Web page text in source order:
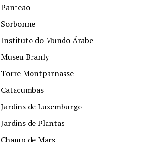
Panteão
Sorbonne
Instituto do Mundo Árabe
Museu Branly
Torre Montparnasse
Catacumbas
Jardins de Luxemburgo
Jardins de Plantas
Champ de Mars